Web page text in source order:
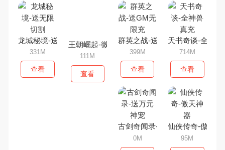
龙城秘境-送无限切割
331M
查看
王朝崛起-微变版
111M
查看
群英之战-送GM无限充
399M
查看
天书奇谈-全神兽
714M
查看
古剑奇闻录-送万元神宠
0M
仙侠传奇-傲天神
95M